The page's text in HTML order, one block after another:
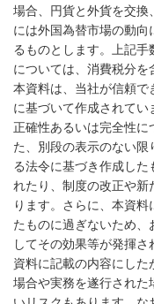
場合、円貨と外貨を交換
には外国為替市場の動向
るものとします。上記
については、消費税分を
本資料は、当社が信頼で
に基づいて作成されて
正確性あるいは完全性に
た、別段の表示のない
る法令に基づき作成した
れたり、制度の改正や新
ります。さらに、本資
たものに過ぎないため
してその効果等が発揮
資料に記載の内容にした
場合や実務を遂行された